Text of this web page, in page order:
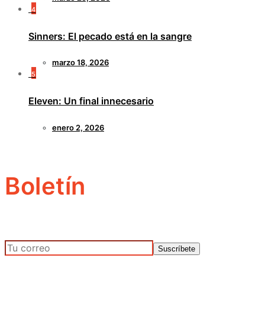
4
Sinners: El pecado está en la sangre
marzo 18, 2026
5
Eleven: Un final innecesario
enero 2, 2026
Boletín